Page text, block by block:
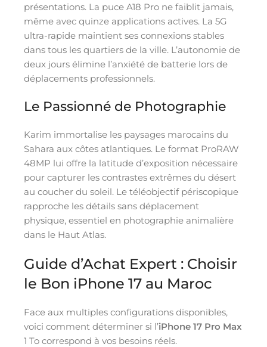
présentations. La puce A18 Pro ne faiblit jamais,
même avec quinze applications actives. La 5G
ultra-rapide maintient ses connexions stables
dans tous les quartiers de la ville. L’autonomie de
deux jours élimine l’anxiété de batterie lors de
déplacements professionnels.
Le Passionné de Photographie
Karim immortalise les paysages marocains du
Sahara aux côtes atlantiques. Le format ProRAW
48MP lui offre la latitude d’exposition nécessaire
pour capturer les contrastes extrêmes du désert
au coucher du soleil. Le téléobjectif périscopique
rapproche les détails sans déplacement
physique, essentiel en photographie animalière
dans le Haut Atlas.
Guide d’Achat Expert : Choisir
le Bon iPhone 17 au Maroc
Face aux multiples configurations disponibles,
voici comment déterminer si l’iPhone 17 Pro Max
1 To correspond à vos besoins réels.